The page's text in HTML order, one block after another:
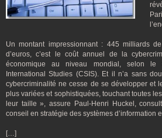
Un montant impressionnant : 445 milliards
d’euros, c’est le coût annuel de la
économique au niveau mondial, selon le
International Studies (CSIS). Et il n’a sans
cybercriminalité ne cesse de se développer et
plus variées et sophistiquées, touchant toutes
leur taille », assure Paul-Henri Huckel,
conseil en stratégie des systèmes d’information
[…]